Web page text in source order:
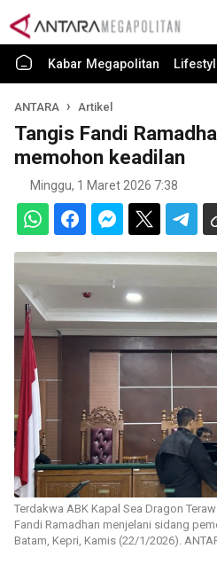
Kabar Megapolitan
ANTARA Artikel
Tangis Fandi
memohon keadilan
Minggu, 1 Maret 2026 7:38
Terdakwa ABK Kapal Sea Dragon
Fandi Ramadhan menjelani sidang
Batam, Kepri, Kamis (22/1/2026).